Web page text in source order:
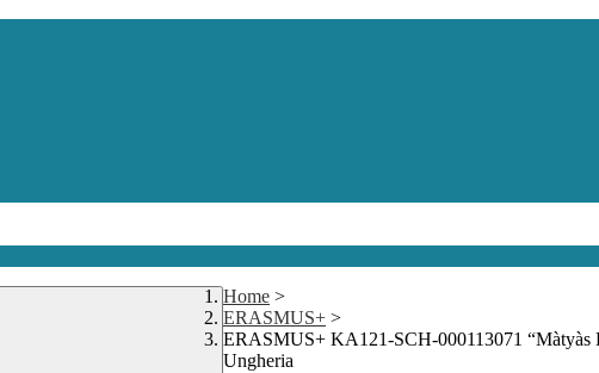
Home >
ERASMUS+ >
ERASMUS+ KA121-SCH-000113071 “Màtyàs
Ungheria